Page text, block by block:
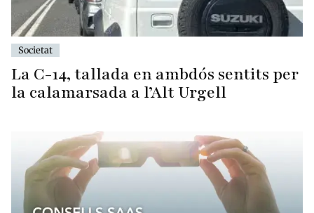
Societat
La C-14, tallada en ambdós sentits per
la calamarsada a l’Alt Urgell